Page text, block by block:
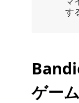
す
ゲー